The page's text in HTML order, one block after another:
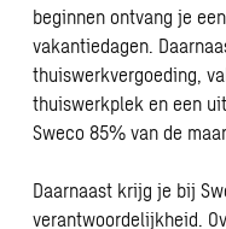
beginnen ontvang je
vakantiedagen.
thuiswerkvergoeding,
thuiswerkplek en een
Sweco 85% van de
Daarnaast krijg je bij
verantwoordelijkheid.